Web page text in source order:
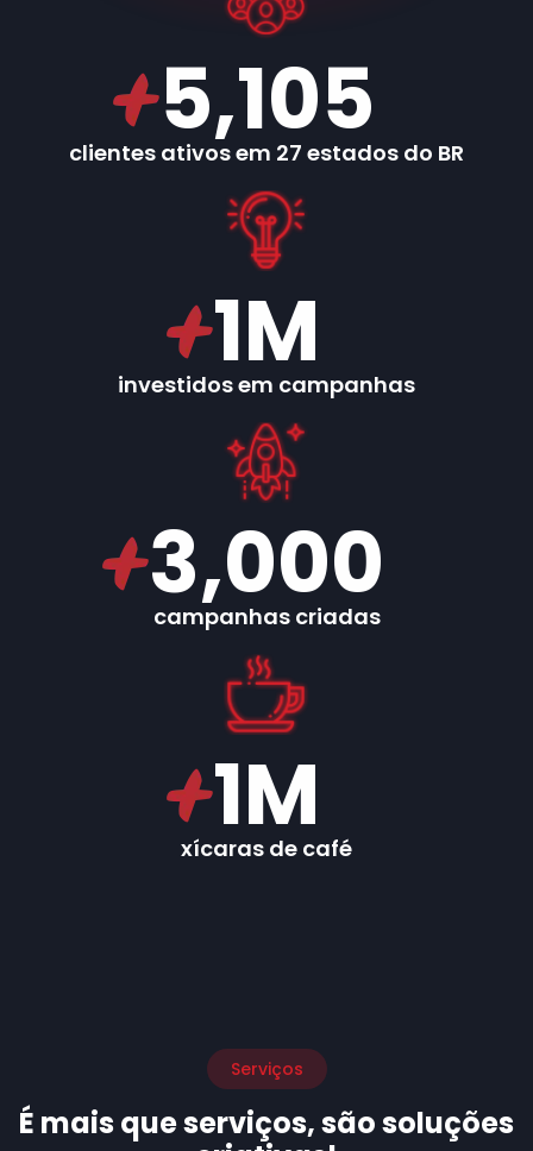
5,105
clientes ativos em 27 estados do BR
1M
investidos em campanhas
3,000
campanhas criadas
1M
xícaras de café
Serviços
É mais que serviços, são soluções